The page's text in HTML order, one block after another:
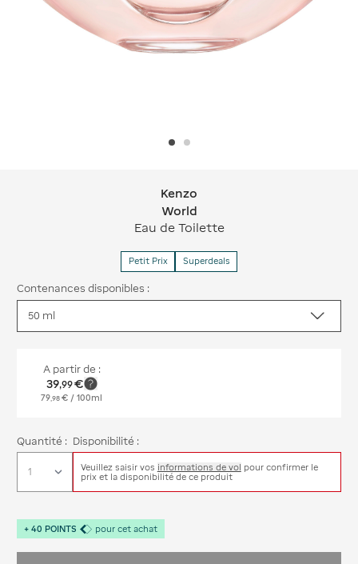
Kenzo
World
Eau de Toilette
Petit Prix Superdeals
Contenances disponibles :
A partir de :
39,99€
79 98 € / 100ml
Quantité : Disponibilité :
Veuillez saisir vos informations de vol pour confirmer le
prix et la disponibilité de ce produit
+ 40 POINTS pour cet achat